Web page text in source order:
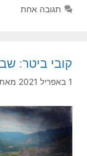
תגובה אחת
קובי ביטר:
1 באפריל 2021